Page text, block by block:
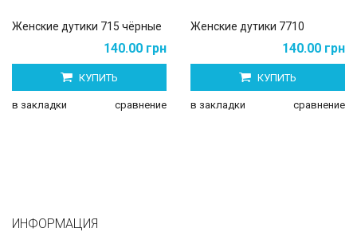
Женские дутики 715 чёрные
140.00 грн
КУПИТЬ
в закладки сравнение
Женские дутики 7710
140.00 грн
КУПИТЬ
в закладки сравнение
ИНФОРМАЦИЯ